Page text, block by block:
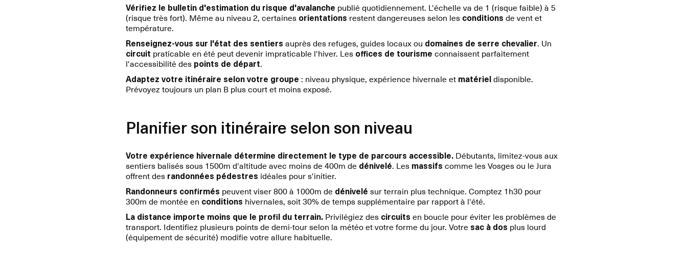
Vérifiez le bulletin d'estimation du risque d'avalanche publié quotidiennement. L'échelle va de 1 (risque faible) à 5
(risque très fort). Même au niveau 2, certaines orientations restent dangereuses selon les conditions de vent et
température.
Renseignez-vous sur l'état des sentiers auprès des refuges, guides locaux ou domaines de serre chevalier. Un
circuit praticable en été peut devenir impraticable l'hiver. Les offices de tourisme connaissent parfaitement
l'accessibilité des points de départ.
Adaptez votre itinéraire selon votre groupe : niveau physique, expérience hivernale et matérieldisponible.
Prévoyez toujours un plan B plus court et moins exposé.
Planifier son itinéraire selon son niveau
Votre expérience hivernale détermine directement le type de parcours accessible. Débutants, limitez-vous aux
sentiers balisés sous 1500m d'altitude avec moins de 400m de dénivelé. Les massifs comme les Vosges ou le Jura
offrent des randonnées pédestres idéales pour s'initier.
Randonneurs confirmés peuvent viser 800 à 1000m de dénivelé sur terrain plus technique. Comptez 1h30 pour
300m de montée en conditions hivernales, soit 30% de temps supplémentaire par rapport à l'été.
La distance importe moins que le profil du terrain. Privilégiez des circuits en boucle pour éviter les problèmes de
transport. Identifiez plusieurs points de demi-tour selon la météo et votre forme du jour. Votre sac à dos plus lourd
(équipement de sécurité) modifie votre allure habituelle.